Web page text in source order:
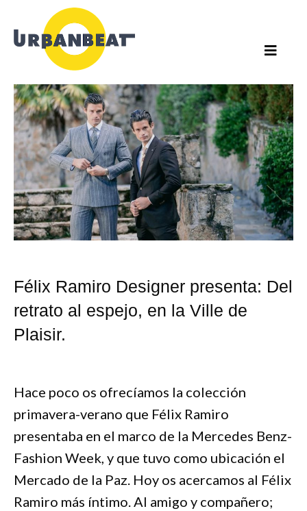
contenido
Félix Ramiro Designer presenta: Del
retrato al espejo, en la Ville de
Plaisir.
Hace poco os ofrecíamos la colección
primavera-verano que Félix Ramiro
presentaba en el marco de la Mercedes Benz-
Fashion Week, y que tuvo como ubicación el
Mercado de la Paz. Hoy os acercamos al Félix
Ramiro más íntimo. Al amigo y compañero;